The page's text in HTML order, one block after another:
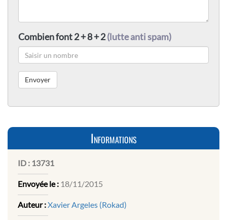
Combien font 2 + 8 + 2(lutte anti spam)
Informations
ID : 13731
Envoyée le : 18/11/2015
Auteur :Xavier Argeles (Rokad)